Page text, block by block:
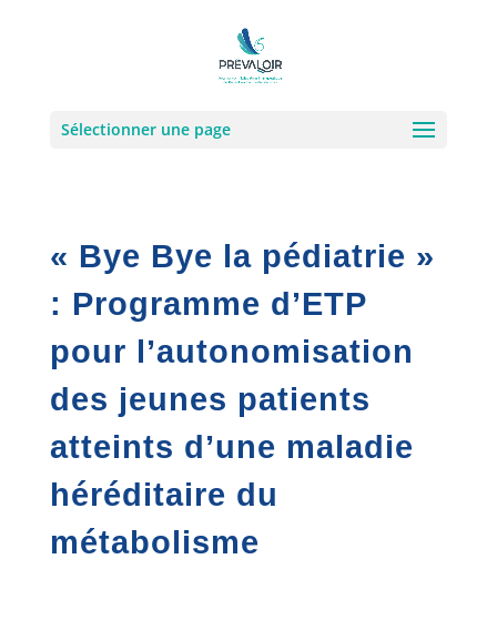
Sélectionner une page
« Bye Bye la pédiatrie »
: Programme d’ETP
pour l’autonomisation
des jeunes patients
atteints d’une maladie
héréditaire du
métabolisme